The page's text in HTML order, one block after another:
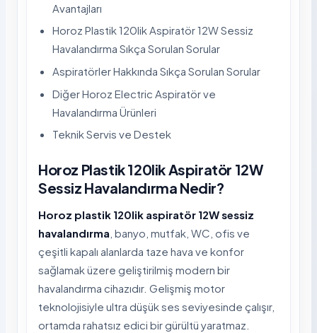
Avantajları
Horoz Plastik 120lik Aspiratör 12W Sessiz
Havalandırma Sıkça Sorulan Sorular
Aspiratörler Hakkında Sıkça Sorulan Sorular
Diğer Horoz Electric Aspiratör ve
Havalandırma Ürünleri
Teknik Servis ve Destek
Horoz Plastik 120lik Aspiratör 12W
Sessiz Havalandırma Nedir?
Horoz plastik 120lik aspiratör 12W sessiz
havalandırma , banyo, mutfak, WC, ofis ve
çeşitli kapalı alanlarda taze hava ve konfor
sağlamak üzere geliştirilmiş modern bir
havalandırma cihazıdır. Gelişmiş motor
teknolojisiyle ultra düşük ses seviyesinde çalışır,
ortamda rahatsız edici bir gürültü yaratmaz.